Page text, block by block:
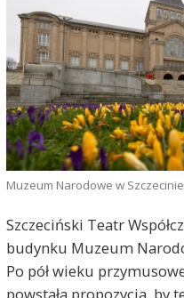
Muzeum Narodowe w
Szczeciński Teatr
budynku Muzeum
Po pół wieku